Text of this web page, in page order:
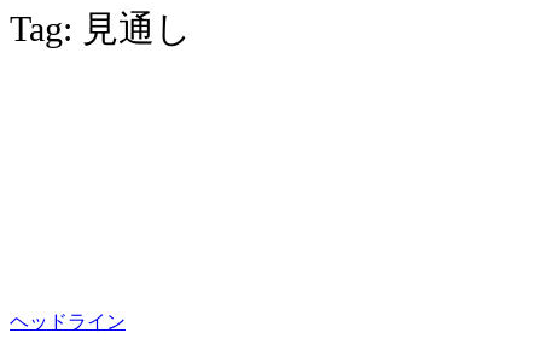
Tag: 見通し
ヘッドライン